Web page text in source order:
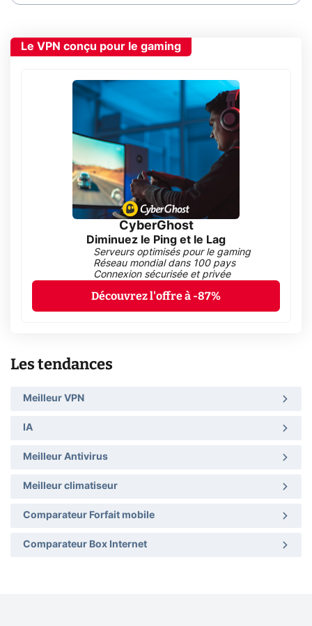
Le VPN conçu pour le gaming
CyberGhost
Diminuez le Ping et le Lag
Serveurs optimisés pour le gaming
Réseau mondial dans 100 pays
Connexion sécurisée et privée
Découvrez l'offre à -87%
Les tendances
Meilleur VPN
IA
Meilleur Antivirus
Meilleur climatiseur
Comparateur Forfait mobile
Comparateur Box Internet